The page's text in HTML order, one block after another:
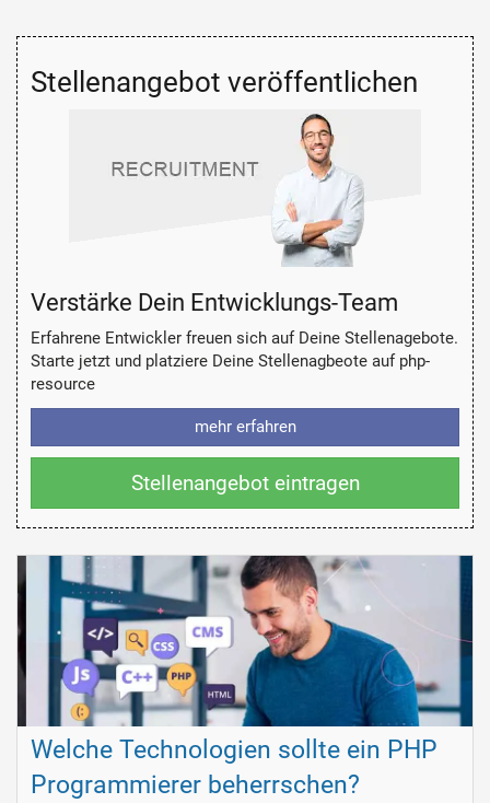
Stellenangebot veröffentlichen
Verstärke Dein Entwicklungs-Team
Erfahrene Entwickler freuen sich auf Deine Stellenagebote.
Starte jetzt und platziere Deine Stellenagbeote auf php-
resource
mehr erfahren
Stellenangebot eintragen
Welche Technologien sollte ein PHP
Programmierer beherrschen?